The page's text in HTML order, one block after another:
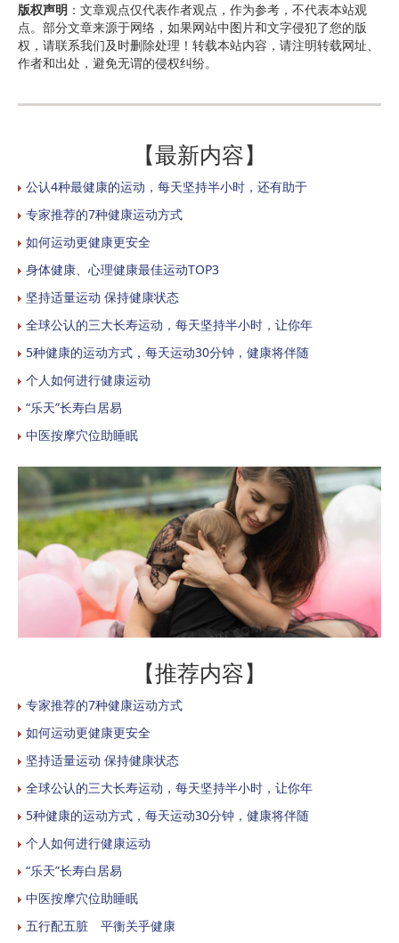
版权声明 ：文章观点仅代表作者观点，作为参考，不代表本站观
点。部分文章来源于网络，如果网站中图片和文字侵犯了您的版
权，请联系我们及时删除处理！转载本站内容，请注明转载网址、
作者和出处，避免无谓的侵权纠纷。
【最新内容】
公认4种最健康的运动，每天坚持半小时，还有助于
专家推荐的7种健康运动方式
如何运动更健康更安全
身体健康、心理健康最佳运动TOP3
坚持适量运动 保持健康状态
全球公认的三大长寿运动，每天坚持半小时，让你年
5种健康的运动方式，每天运动30分钟，健康将伴随
个人如何进行健康运动
“乐天”长寿白居易
中医按摩穴位助睡眠
【推荐内容】
专家推荐的7种健康运动方式
如何运动更健康更安全
坚持适量运动 保持健康状态
全球公认的三大长寿运动，每天坚持半小时，让你年
5种健康的运动方式，每天运动30分钟，健康将伴随
个人如何进行健康运动
“乐天”长寿白居易
中医按摩穴位助睡眠
五行配五脏 平衡关乎健康